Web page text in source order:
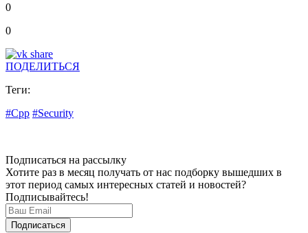
0
0
ПОДЕЛИТЬСЯ
Теги:
#Cpp #Security
Подписаться на рассылку
Хотите раз в месяц получать от нас подборку вышедших в
этот период самых интересных статей и новостей?
Подписывайтесь!